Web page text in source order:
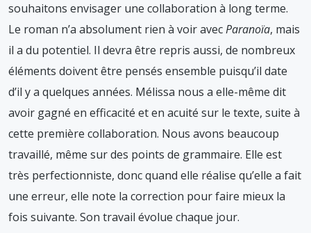
souhaitons envisager une collaboration à long terme.
Le roman n’a absolument rien à voir avecParanoïa, mais
il a du potentiel. Il devra être repris aussi, de nombreux
éléments doivent être pensés ensemble puisqu’il date
d’il y a quelques années. Mélissa nous a elle-même dit
avoir gagné en efficacité et en acuité sur le texte, suite à
cette première collaboration. Nous avons beaucoup
travaillé, même sur des points de grammaire. Elle est
très perfectionniste, donc quand elle réalise qu’elle a fait
une erreur, elle note la correction pour faire mieux la
fois suivante. Son travail évolue chaque jour.